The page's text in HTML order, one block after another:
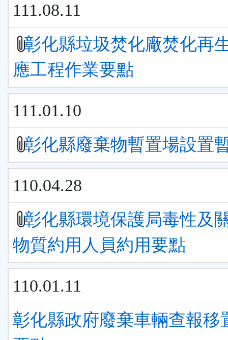
111.08.11
彰化縣垃圾焚化廠焚化再
應工程作業要點
111.01.10
彰化縣廢棄物暫置場設置
110.04.28
彰化縣環境保護局毒性及
物質約用人員約用要點
110.01.11
彰化縣政府廢棄車輛查報移